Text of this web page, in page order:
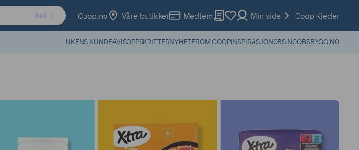
Søk Coop.no Våre butikker Medlem Min side Coop Kjeder
UKENS KUNDEAVISOPPSKRIFTERNYHETEROM COOPINSPIRASJONOBS.NOOBSBYGG.NO